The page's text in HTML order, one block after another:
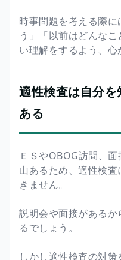
時事問題を考える際
う」「以前はどんな
い理解をするよう、心
適性検査は自分
ある
ＥＳやOBOG訪問、
山あるため、適性検
きません。
説明会や面接がある
るでしょう。
しかし適性検査の対